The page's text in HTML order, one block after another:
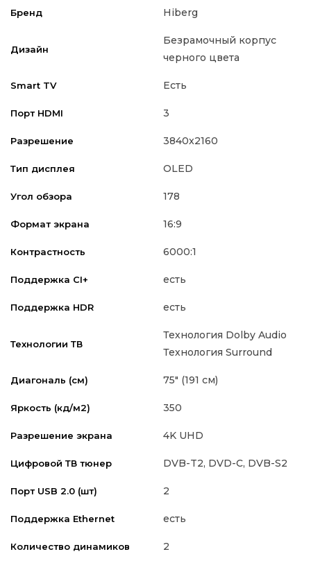
Бренд Hiberg
Дизайн
Безрамочный корпус
черного цвета
Smart TV Есть
Порт HDMI 3
Разрешение 3840x2160
Тип дисплея OLED
Угол обзора 178
Формат экрана 16:9
Контрастность 6000:1
Поддержка CI+ есть
Поддержка HDR есть
Технологии ТВ
Технология Dolby Audio
Технология Surround
Диагональ (см) 75" (191 см)
Яркость (кд/м2) 350
Разрешение экрана 4K UHD
Цифровой ТВ тюнер DVB-T2, DVD-C, DVB-S2
Порт USB 2.0 (шт) 2
Поддержка Ethernet есть
Количество динамиков 2